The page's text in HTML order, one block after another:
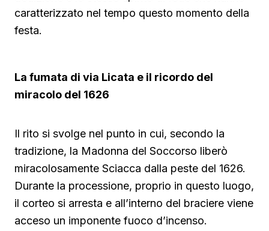
caratterizzato nel tempo questo momento della
festa.
La fumata di via Licata e il ricordo del
miracolo del 1626
Il rito si svolge nel punto in cui, secondo la
tradizione, la Madonna del Soccorso liberò
miracolosamente Sciacca dalla peste del 1626.
Durante la processione, proprio in questo luogo,
il corteo si arresta e all’interno del braciere viene
acceso un imponente fuoco d’incenso.